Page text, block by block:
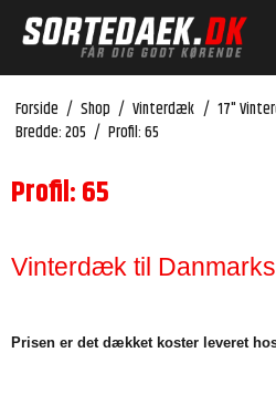
Forside / Shop / Vinterdæk / 17"
Bredde: 205 / Profil: 65
Profil: 65
Vinterdæk til
Prisen er det dækket koster leveret